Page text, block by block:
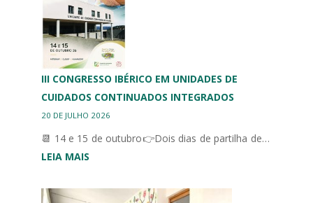
III CONGRESSO IBÉRICO EM UNIDADES DE
CUIDADOS CONTINUADOS INTEGRADOS
20 DE JULHO 2026
📆 14 e 15 de outubro👉Dois dias de partilha de…
LEIA MAIS:
CONGRESSO